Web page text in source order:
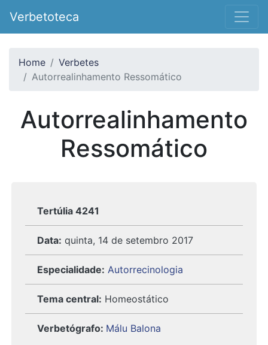
Verbetoteca
Home
Verbetes
Autorrealinhamento Ressomático
Autorrealinhamento
Ressomático
Tertúlia 4241
Data: quinta, 14 de setembro 2017
Especialidade: Autorrecinologia
Tema central: Homeostático
Verbetógrafo: Málu Balona